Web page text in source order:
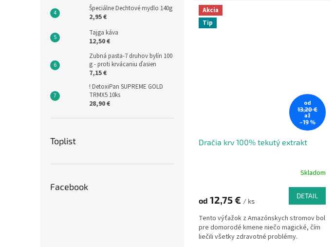
Špeciálne Dechtové mydlo 140g
2,95 €
Tajga káva
12,50 €
Zubná pasta-7 druhov bylín 100
g - proti krvácaniu ďasien
7,15 €
! DetoxiPan SUPREME GOLD
TRMX5 10ks
28,90 €
Toplist
Facebook
Akcia
Tip
od
13,20 €
až
–19 %
Dračia krv 100% tekutý extrakt
Skladom
od 12,75 € / ks
DETAIL
Tento výťažok z Amazónskych stromov bol
pre domorodé kmene niečo magické, čím
liečili všetky zdravotné problémy.